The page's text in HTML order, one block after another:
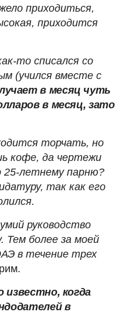
приходиться,
приходится
то списался со
(учился вместе с
в месяц чуть
в месяц, зато
торчать, но
кофе, да чертежи
летнему парню?
так как его
руководство
Тем более за моей
в течение трех
когда
в